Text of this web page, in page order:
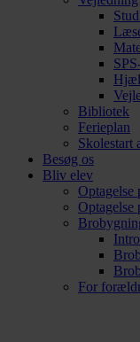
Bibliotek
Ferieplan
Skolestart
Besøg os
Bliv elev
Optagelse
Optagelse
For